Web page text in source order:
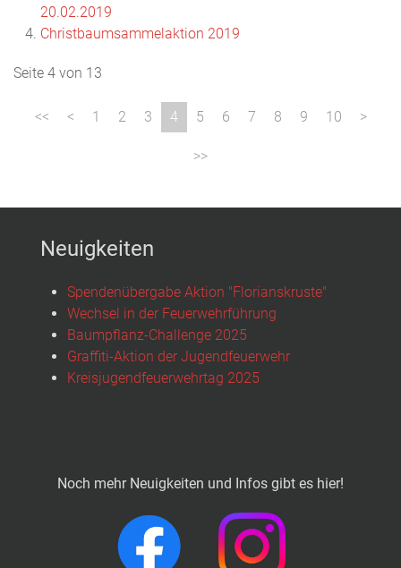
20.02.2019
Christbaumsammelaktion 2019
Seite 4 von 13
1 2 3 4 5 6 7 8 9 10
Neuigkeiten
Spendenübergabe Aktion "Florianskruste"
Wechsel in der Feuerwehrführung
Baumpflanz-Challenge 2025
Graffiti-Aktion der Jugendfeuerwehr
Kreisjugendfeuerwehrtag 2025
Noch mehr Neuigkeiten und Infos gibt es hier!